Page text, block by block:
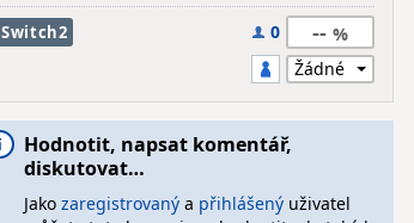
Switch2 0 --
Hodnotit, napsat komentář,
diskutovat…
Jako zaregistrovanýa přihlášenýuživatel